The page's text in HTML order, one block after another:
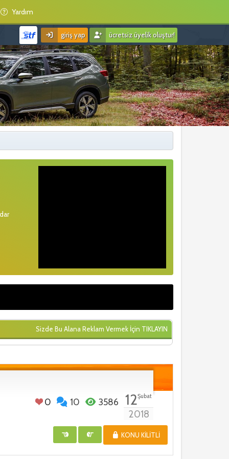
Yardım
giriş yap ücretsiz üyelik oluştur!
Sizde Bu Alana Reklam Vermek İçin TIKLAYIN
0 10 3586 12Şubat
2018
KONU KILITLI